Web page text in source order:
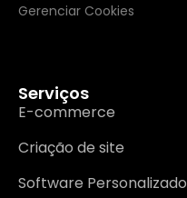
Gerenciar Cookies
Serviços
E-commerce
Criação de site
Software Personalizado